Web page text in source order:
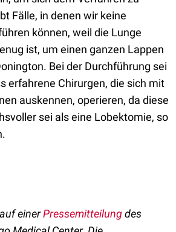
Fälle, in denen wir keine
können, weil die Lunge
ist, um einen ganzen Lappen
Bei der Durchführung sei
erfahrene Chirurgen, die sich mit
auskennen, operieren, da diese
sei als eine Lobektomie, so
einerPressemitteilungdes